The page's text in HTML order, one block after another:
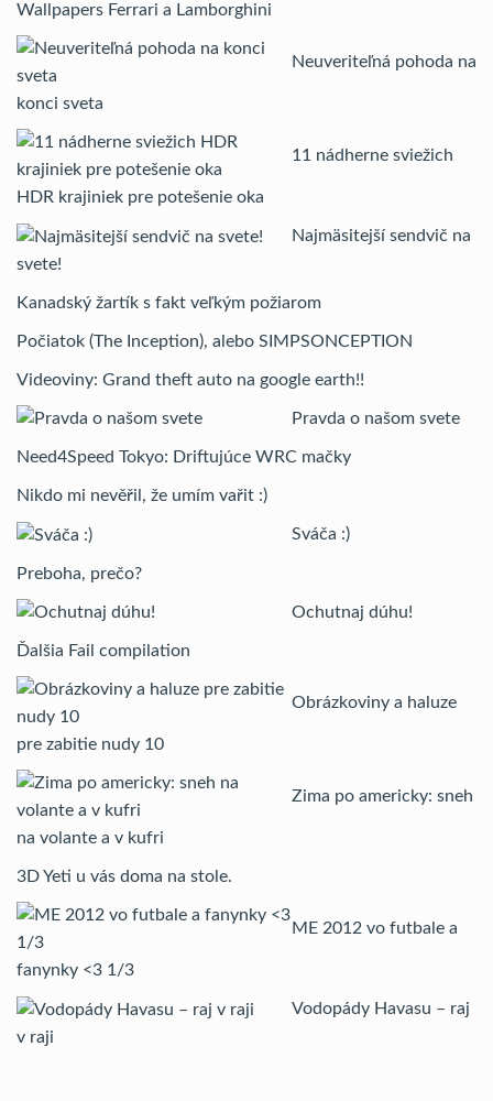
Wallpapers Ferrari a Lamborghini
Neuveriteľná pohoda na
konci sveta
11 nádherne sviežich
HDR krajiniek pre potešenie oka
Najmäsitejší sendvič na
svete!
Kanadský žartík s fakt veľkým požiarom
Počiatok (The Inception), alebo SIMPSONCEPTION
Videoviny: Grand theft auto na google earth!!
Pravda o našom svete
Need4Speed Tokyo: Driftujúce WRC mačky
Nikdo mi nevěřil, že umím vařit :)
Sváča :)
Preboha, prečo?
Ochutnaj dúhu!
Ďalšia Fail compilation
Obrázkoviny a haluze
pre zabitie nudy 10
Zima po americky: sneh
na volante a v kufri
3D Yeti u vás doma na stole.
ME 2012 vo futbale a
fanynky <3 1/3
Vodopády Havasu – raj
v raji